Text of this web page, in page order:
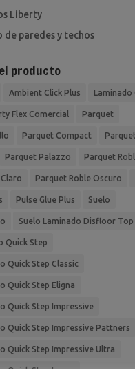
Liberty
de paredes y techos
producto
Ambient Click Plus Laminado
Flex Comercial Parquet
Parquet Compact
Parquet Palazzo Parquet
Parquet Roble Oscuro
Pulse Glue Plus Suelo
Suelo Laminado Disfloor Top
Quick Step
Quick Step Classic
Quick Step Eligna
Quick Step Impressive
Quick Step Impressive Pattners
Quick Step Impressive Ultra
Quick Step Largo